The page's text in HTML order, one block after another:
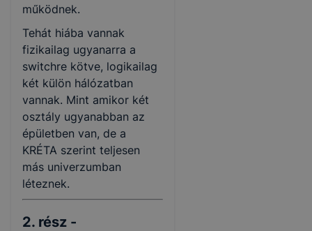
működnek.
Tehát hiába vannak
fizikailag ugyanarra a
switchre kötve, logikailag
két külön hálózatban
vannak. Mint amikor két
osztály ugyanabban az
épületben van, de a
KRÉTA szerint teljesen
más univerzumban
léteznek.
2. rész -